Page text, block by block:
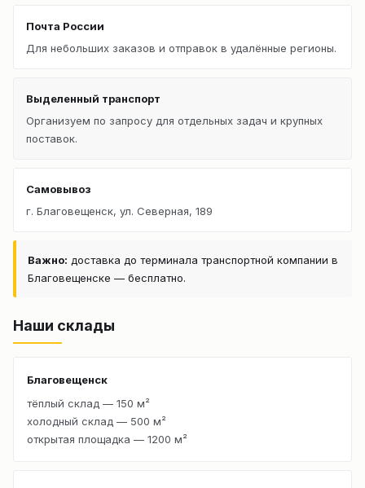
Почта России
Для небольших заказов и отправок в удалённые регионы.
Выделенный транспорт
Организуем по запросу для отдельных задач и крупных
поставок.
Самовывоз
г. Благовещенск, ул. Северная, 189
Важно: доставка до терминала транспортной компании в
Благовещенске — бесплатно.
Наши склады
Благовещенск
тёплый склад — 150 м²
холодный склад — 500 м²
открытая площадка — 1200 м²